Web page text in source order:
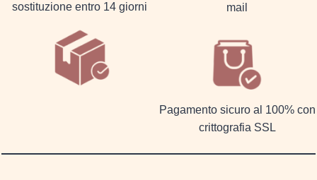
sostituzione entro 14 giorni
mail
Pagamento sicuro al 100% con
crittografia SSL